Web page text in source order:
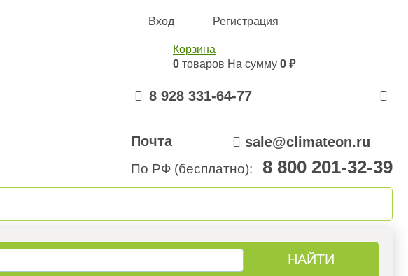
Вход Регистрация
Корзина
0 товаров На сумму 0 ₽
8 928 331-64-77
Почта sale@climateon.ru
По РФ (бесплатно): 8 800 201-32-39